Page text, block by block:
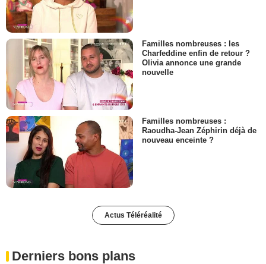
Familles nombreuses : les
Charfeddine enfin de retour ?
Olivia annonce une grande
nouvelle
Familles nombreuses :
Raoudha-Jean Zéphirin déjà de
nouveau enceinte ?
Actus Téléréalité
Derniers bons plans